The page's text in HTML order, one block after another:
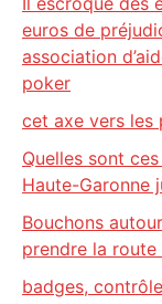
euros de
association
poker
cet axe vers les
Quelles sont
Haute-Garonne
Bouchons
prendre la
badges,